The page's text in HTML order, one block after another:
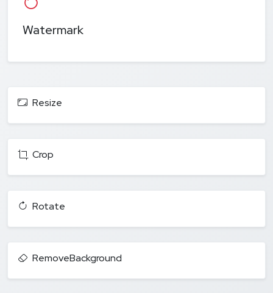
Watermark
Resize
Crop
Rotate
RemoveBackground